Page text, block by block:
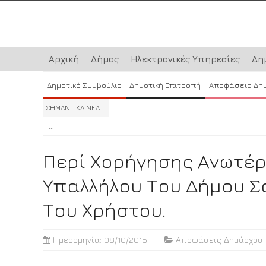
Αρχική Δήμος Ηλεκτρονικές Υπηρεσίες
Δημοτικό Συμβούλιο Δημοτική Επιτροπή Αποφάσεις
ΣΗΜΑΝΤΙΚΑ ΝΕΑ
...
Περί Χορήγησης
Υπαλλήλου Του Δήμου
Του Χρήστου.
Ημερομηνία: 08/10/2015 Αποφάσεις Δημάρχου